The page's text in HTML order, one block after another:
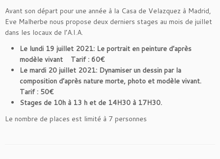
Avant son départ pour une année à la Casa de Velazquez à Madrid,
Eve Malherbe nous propose deux derniers stages au mois de juillet
dans les locaux de l’A.I.A.
Le lundi 19 juillet 2021: Le portrait en peinture d’après
modèle vivant Tarif : 60€
Le mardi 20 juillet 2021: Dynamiser un dessin par la
composition d’après nature morte, photo et modèle vivant.
Tarif : 50€
Stages de 10h à 13 h et de 14H30 à 17H30.
Le nombre de places est limité à 7 personnes